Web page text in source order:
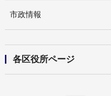
市政情報
各区役所ページ